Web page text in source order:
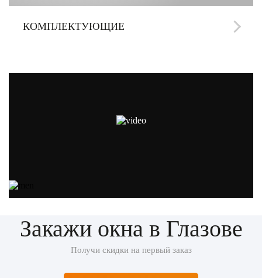
КОМПЛЕКТУЮЩИЕ
Закажи окна в Глазове
Получи скидки на первый заказ